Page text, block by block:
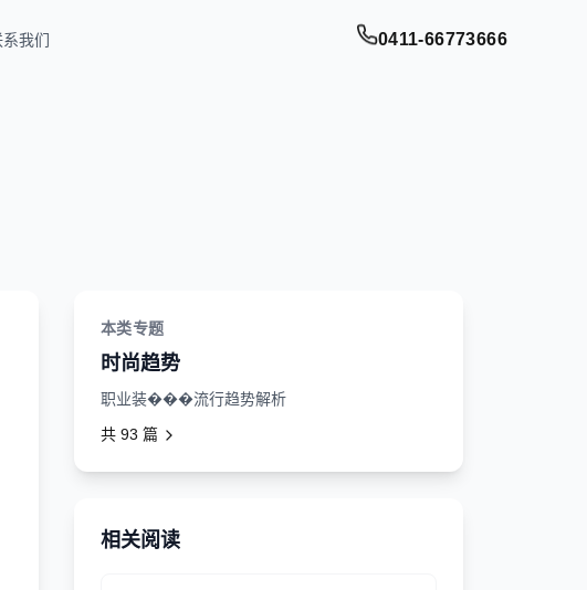
我们 0411-66773666
本类专题
时尚趋势
职业装���流行趋势解析
共 93 篇
相关阅读